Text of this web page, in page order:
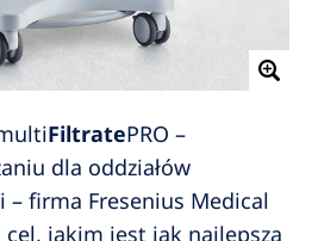
FiltratePRO –
dla oddziałów
firma Fresenius Medical
cel, jakim jest jak najlepsza